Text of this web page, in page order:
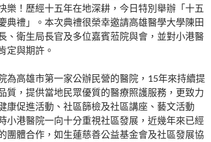
樂！歷經十五年在地深耕，今日特別舉辦「十五
典禮」。本次典禮很榮幸邀請高雄醫學大學陳田
、衛生局長官及多位嘉賓蒞院與會，並對小港醫
定與期許。
為高雄市第一家公辦民營的醫院，15年來持續提
質，提供當地民眾優質的醫療照護服務，更致力
康促進活動、社區篩檢及社區講座、藝文活動
小港醫院一向十分重視社區發展，近幾年來已經
團體合作，如生蓮慈善公益基金會及社區發展協